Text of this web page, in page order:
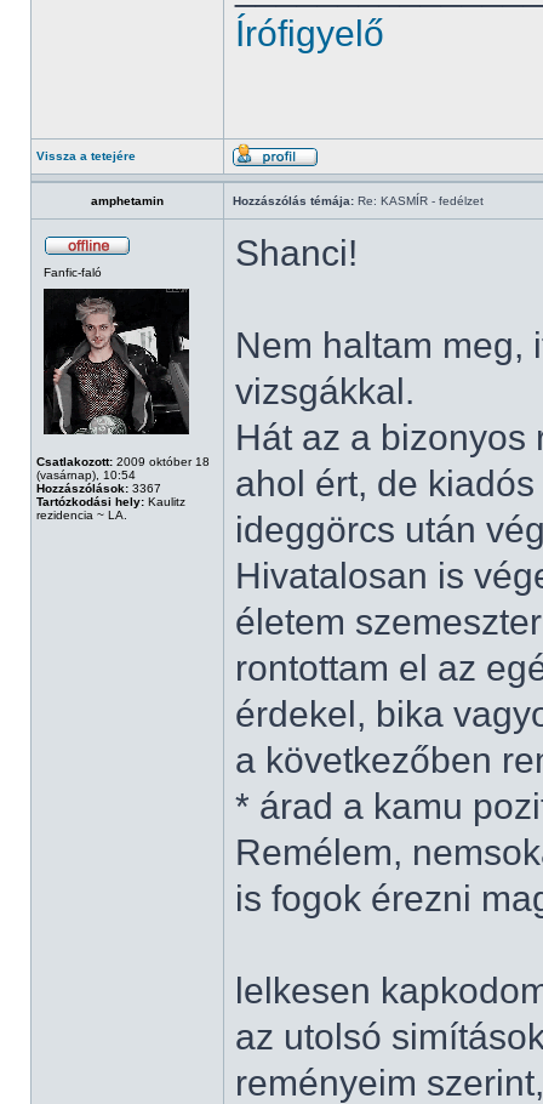
Írófigyelő
Vissza a tetejére
amphetamin Hozzászólás témája: Re: KASMÍR - fedélzet
Fanfic-faló
Csatlakozott: 2009 október 18
(vasárnap), 10:54
Hozzászólások: 3367
Tartózkodási hely: Kaulitz
rezidencia ~ LA.
Shanci!
Nem haltam meg,
vizsgákkal.
Hát az a bizonyos
ahol ért, de
ideggörcs után
Hivatalosan is
életem
rontottam el az
érdekel, bika
a következőben
* árad a kamu
Remélem,
is fogok érezni
lelkesen
az utolsó
reményeim